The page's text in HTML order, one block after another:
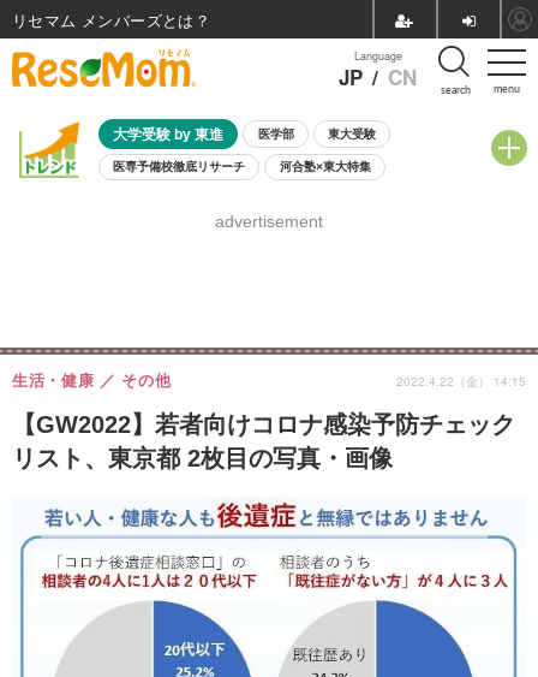
menu
Language
JP / CN search
大学受験 by 東進 医学部 東大受験
医専予備校徹底リサーチ 河合塾×東大特集
8月開催学校説明会・相談会
advertisement
【GW2022】若者向けコロナ感染予防チェック
リスト、東京都 2枚目の写真・画像
生活・健康 その他 2022.4.22（金） 14:15
リセマム メンバーズ